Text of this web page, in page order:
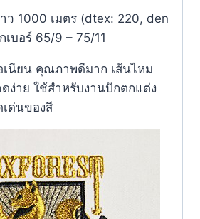
ว 1000 เมตร (dtex: 220, den
บอร์ 65/9 – 75/11
เนียน คุณภาพดีมาก เส้นไหม
ง่าย ใช้สำหรับงานปักตกแต่ง
ด่นของสี